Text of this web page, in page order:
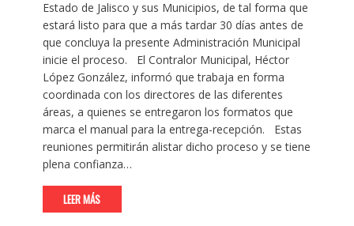
Estado de Jalisco y sus Municipios, de tal forma que
estará listo para que a más tardar 30 días antes de
que concluya la presente Administración Municipal
inicie el proceso. El Contralor Municipal, Héctor
López González, informó que trabaja en forma
coordinada con los directores de las diferentes
áreas, a quienes se entregaron los formatos que
marca el manual para la entrega-recepción. Estas
reuniones permitirán alistar dicho proceso y se tiene
plena confianza…
LEER MÁS